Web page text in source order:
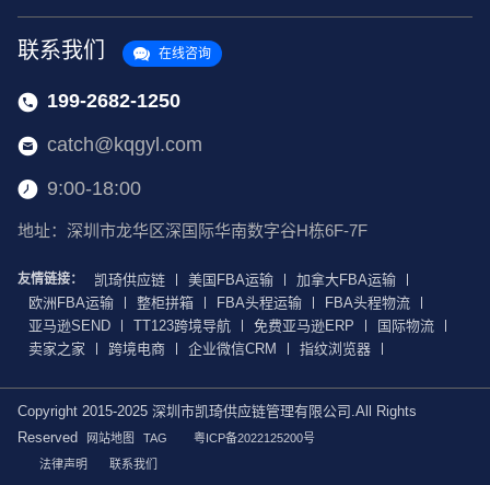
联系我们 在线咨询
199-2682-1250
catch@kqgyl.com
9:00-18:00
地址：深圳市龙华区深国际华南数字谷H栋6F-7F
友情链接： 凯琦供应链 美国FBA运输
加拿大FBA运输
欧洲FBA运输
整柜拼箱 FBA头程运输
FBA头程物流
亚马逊SEND
TT123跨境导航 免费亚马逊ERP
国际物流
卖家之家
跨境电商 企业微信CRM 指纹浏览器
Copyright 2015-2025 深圳市凯琦供应链管理有限公司.All Rights
Reserved
网站地图 TAG
粤ICP备2022125200号
法律声明
联系我们